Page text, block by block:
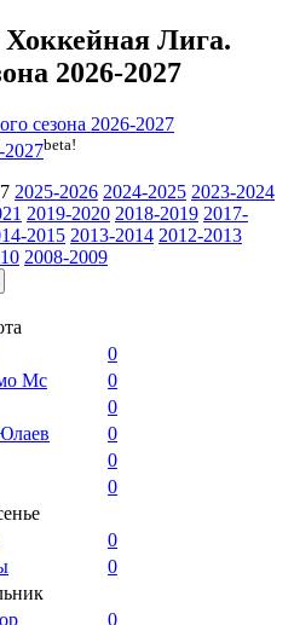
Лига.
2026-2027
сезона 2026-2027
2027beta!
2025-2026 2024-2025 2023-2024
2019-2020 2018-2019 2017-
2015 2013-2014 2012-2013
2008-2009
0
Мс
0
0
0
0
0
0
0
0